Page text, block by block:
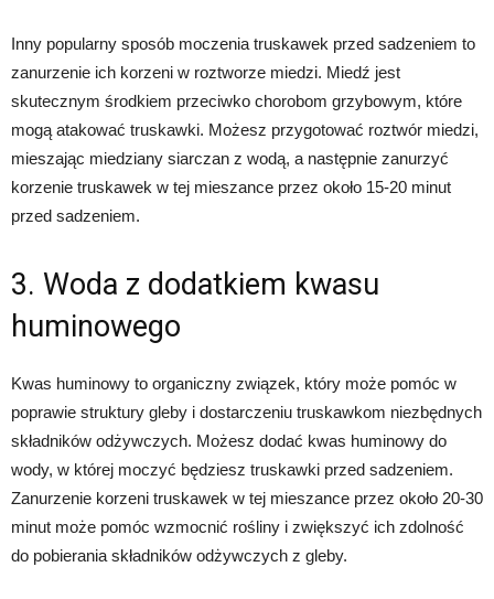
Inny popularny sposób moczenia truskawek przed sadzeniem to
zanurzenie ich korzeni w roztworze miedzi. Miedź jest
skutecznym środkiem przeciwko chorobom grzybowym, które
mogą atakować truskawki. Możesz przygotować roztwór miedzi,
mieszając miedziany siarczan z wodą, a następnie zanurzyć
korzenie truskawek w tej mieszance przez około 15-20 minut
przed sadzeniem.
3. Woda z dodatkiem kwasu
huminowego
Kwas huminowy to organiczny związek, który może pomóc w
poprawie struktury gleby i dostarczeniu truskawkom niezbędnych
składników odżywczych. Możesz dodać kwas huminowy do
wody, w której moczyć będziesz truskawki przed sadzeniem.
Zanurzenie korzeni truskawek w tej mieszance przez około 20-30
minut może pomóc wzmocnić rośliny i zwiększyć ich zdolność
do pobierania składników odżywczych z gleby.